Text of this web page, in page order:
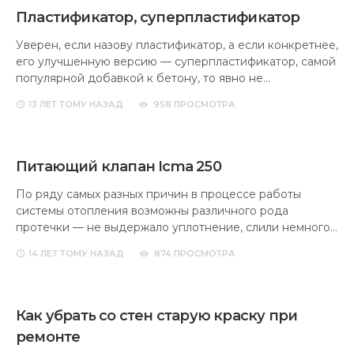
Пластификатор, суперпластификатор
Уверен, если назову пластификатор, а если конкретнее,
его улучшенную версию — суперпластификатор, самой
популярной добавкой к бетону, то явно не…
13 ЛЕТ ТОМУ НАЗАД 958 ПРОСМОТРА
Питающий клапан Icma 250
По ряду самых разных причин в процессе работы
системы отопления возможны различного рода
протечки — не выдержало уплотнение, слили немного…
14 ЛЕТ ТОМУ НАЗАД 874 ПРОСМОТРА
Как убрать со стен старую краску при
ремонте